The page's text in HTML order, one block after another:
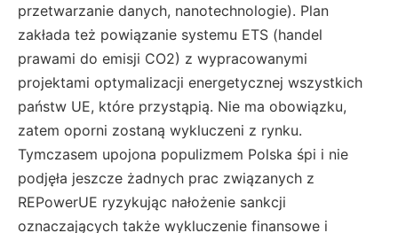
przetwarzanie danych, nanotechnologie). Plan
zakłada też powiązanie systemu ETS (handel
prawami do emisji CO2) z wypracowanymi
projektami optymalizacji energetycznej wszystkich
państw UE, które przystąpią. Nie ma obowiązku,
zatem oporni zostaną wykluczeni z rynku.
Tymczasem upojona populizmem Polska śpi i nie
podjęła jeszcze żadnych prac związanych z
REPowerUE ryzykując nałożenie sankcji
oznaczających także wykluczenie finansowe i